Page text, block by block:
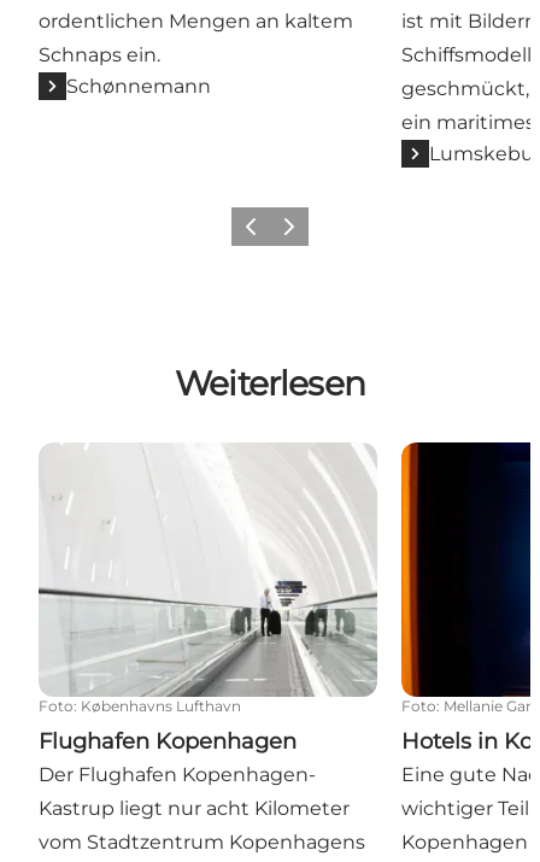
ordentlichen Mengen an kaltem
Schnaps ein.
Schønnemann
ist mit Bildern
geschmückt,
ein maritimes
ZurückWeiter
Weiterlesen
Flughafen Kopenhagen
Foto: Københavns Lufthavn
Flughafen Kopenhagen
Der Flughafen Kopenhagen-
Kastrup liegt nur acht Kilometer
vom Stadtzentrum Kopenhagens
Hotels in
Foto: Mellanie
Hotels in
Eine gute
wichtiger Teil
Kopenhagen